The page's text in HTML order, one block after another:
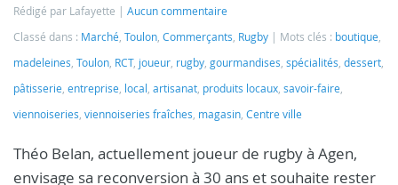
Rédigé par Lafayette
Aucun commentaire
Classé dans : Marché, Toulon, Commerçants, Rugby Mots clés : boutique,
madeleines, Toulon, RCT, joueur, rugby, gourmandises, spécialités, dessert,
pâtisserie, entreprise, local , artisanat, produits locaux, savoir-faire,
viennoiseries, viennoiseries fraîches, magasin, Centre ville
Théo Belan, actuellement joueur de rugby à Agen,
envisage sa reconversion à 30 ans et souhaite rester